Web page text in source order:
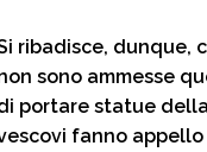
ribadisce, dunque,
sono ammesse
portare statue
fanno